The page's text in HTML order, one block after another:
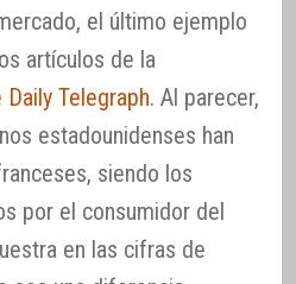
el último ejemplo
artículos de la
Daily Telegraph. Al parecer,
estadounidenses han
siendo los
por el consumidor del
en las cifras de